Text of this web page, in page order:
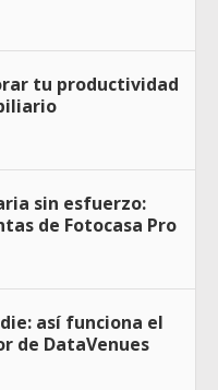
tu productividad
sin esfuerzo:
de Fotocasa Pro
así funciona el
de DataVenues